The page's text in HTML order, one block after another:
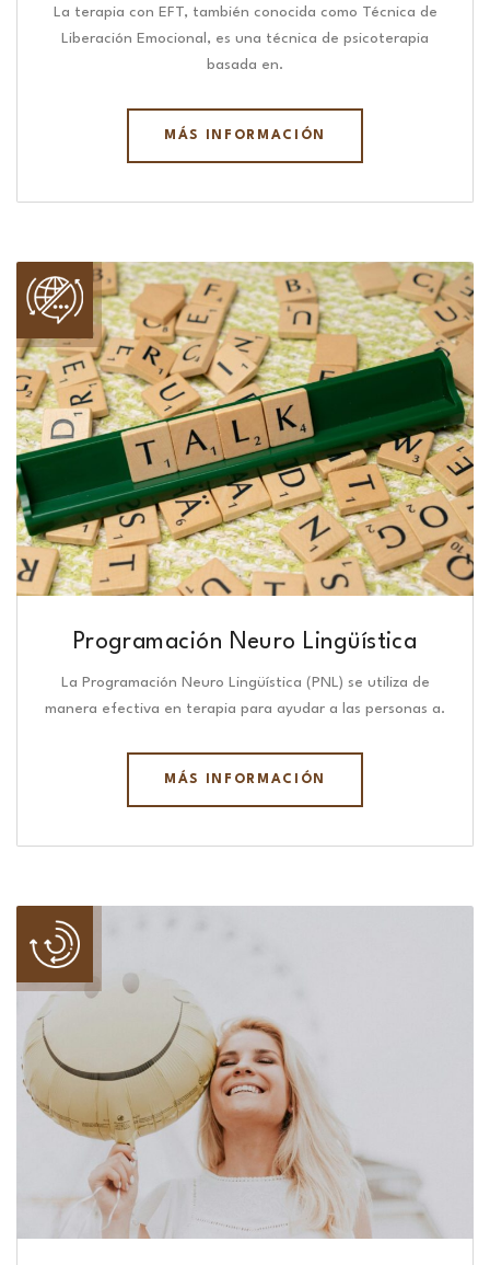
La terapia con EFT, también conocida como Técnica de
Liberación Emocional, es una técnica de psicoterapia
basada en.
MÁS INFORMACIÓN
Programación Neuro Lingüística​
La Programación Neuro Lingüística (PNL) se utiliza de
manera efectiva en terapia para ayudar a las personas a.
MÁS INFORMACIÓN